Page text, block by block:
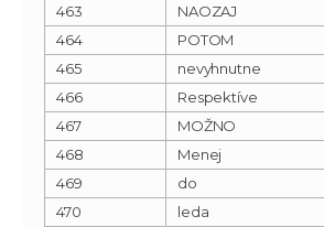
463
NAOZAJ
464
POTOM
465
nevyhnutne
466
Respektíve
467
MOŽNO
468
Menej
469
do
470
leda